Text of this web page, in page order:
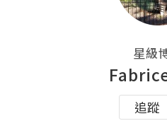
星級
追蹤